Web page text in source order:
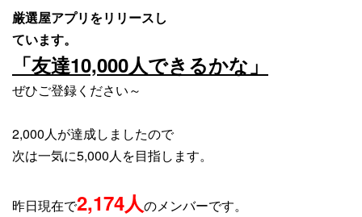
厳選屋アプリをリリースし
ています。
「友達10,000人できるかな」
ぜひご登録ください～
2,000人が達成しましたので
次は一気に5,000人を目指します。
昨日現在で2,174人のメンバーです。